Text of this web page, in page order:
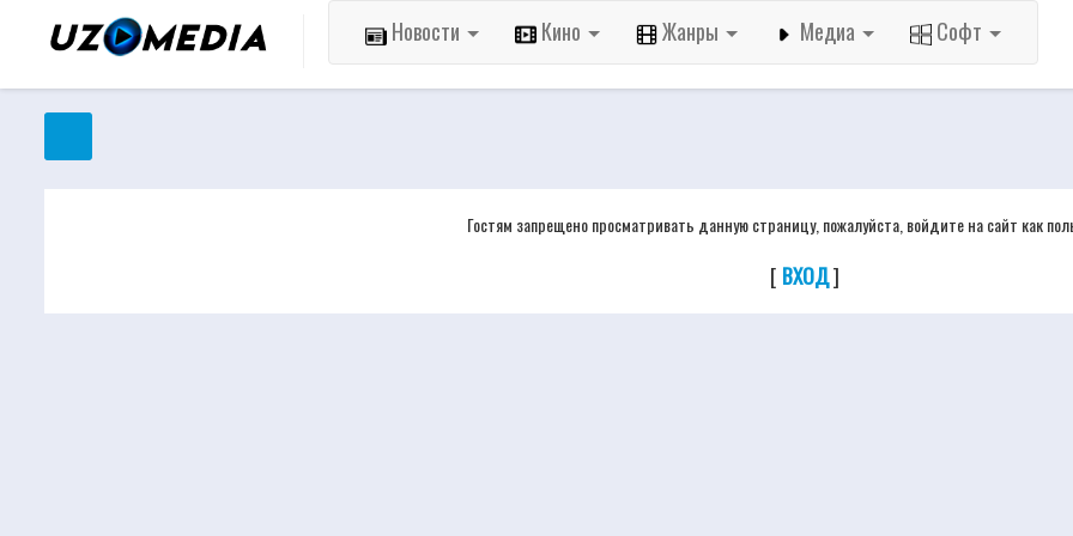
Новости Кино Жанры Медиа Софт
Гостям запрещено просматривать данную страницу, пожалуйста, войдите на сайт как
[ ВХОД]